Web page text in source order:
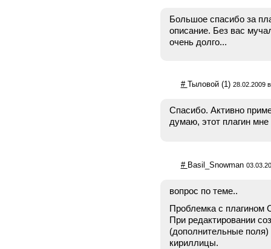
Большое спасибо за
описание. Без вас
очень долго...
# Тыловой (1) 28.02.2009
Спасибо. Активно
думаю, этот плагин мне
# Basil_Snowman
вопрос по теме..
Проблемка с плагином
При редактировании
(дополнительные поля)
кириллицы.